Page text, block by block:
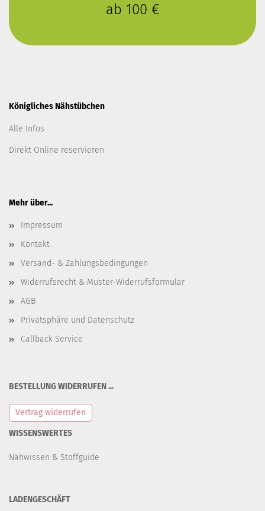
ab 100 €
Königliches Nähstübchen
Alle Infos
Direkt Online reservieren
Mehr über...
Impressum
Kontakt
Versand- & Zahlungsbedingungen
Widerrufsrecht & Muster-Widerrufsformular
AGB
Privatsphäre und Datenschutz
Callback Service
BESTELLUNG WIDERRUFEN ...
Vertrag widerrufen
WISSENSWERTES
Nähwissen & Stoffguide
LADENGESCHÄFT